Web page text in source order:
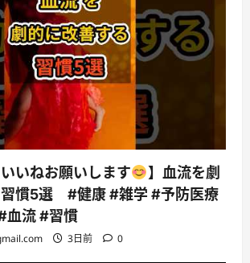
いいねお願いします
】血流を劇
習慣5選 #健康 #雑学 #予防医療
血流 #習慣
3日前 0